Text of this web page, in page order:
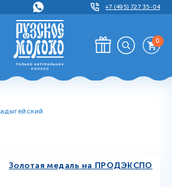
+7 (495) 727 35-04
0
адыгейский
Золотая медаль на ПРОДЭКСПО